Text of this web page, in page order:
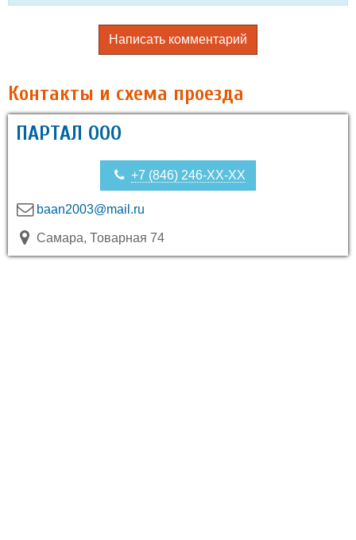
Написать комментарий
Контакты и схема проезда
ПАРТАЛ ООО
+7 (846) 246-XX-XX
baan2003@mail.ru
Самара, Товарная 74